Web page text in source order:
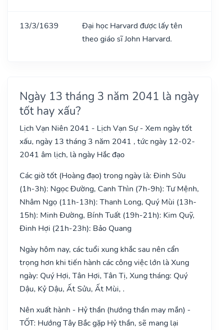
13/3/1639
Đại học Harvard được lấy tên
theo giáo sĩ John Harvard.
Ngày 13 tháng 3 năm 2041 là ngày
tốt hay xấu?
Lịch Vạn Niên 2041 - Lịch Vạn Sự - Xem ngày tốt
xấu, ngày 13 tháng 3 năm 2041 , tức ngày 12-02-
2041 âm lịch, là ngày Hắc đạo
Các giờ tốt (Hoàng đạo) trong ngày là: Đinh Sửu
(1h-3h): Ngọc Đường, Canh Thìn (7h-9h): Tư Mệnh,
Nhâm Ngọ (11h-13h): Thanh Long, Quý Mùi (13h-
15h): Minh Đường, Bính Tuất (19h-21h): Kim Quỹ,
Đinh Hợi (21h-23h): Bảo Quang
Ngày hôm nay, các tuổi xung khắc sau nên cẩn
trọng hơn khi tiến hành các công việc lớn là Xung
ngày: Quý Hợi, Tân Hợi, Tân Tị, Xung tháng: Quý
Dậu, Kỷ Dậu, Ất Sửu, Ất Mùi, .
Nên xuất hành - Hỷ thần (hướng thần may mắn) -
TỐT: Hướng Tây Bắc gặp Hỷ thần, sẽ mang lại